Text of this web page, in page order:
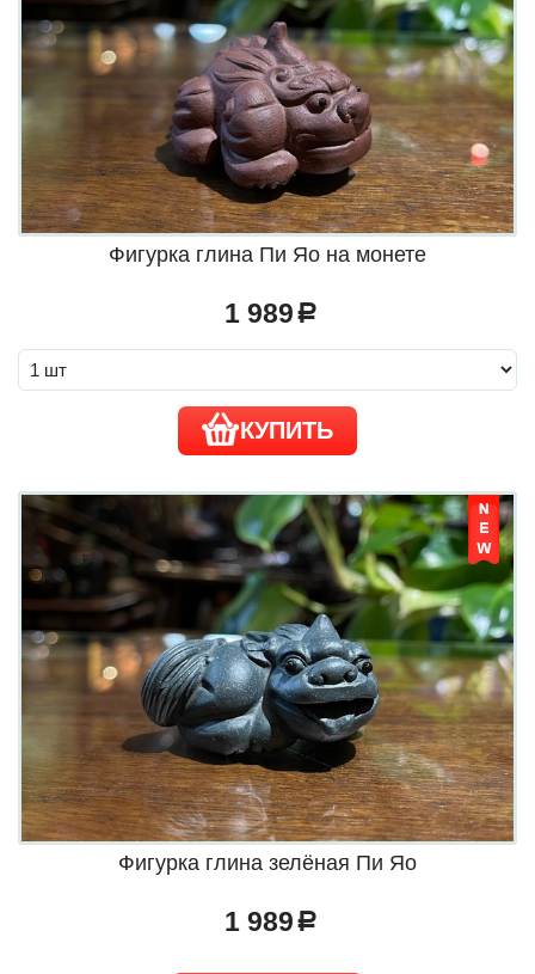
Фигурка глина Пи Яо на монете
1 989 a
КУПИТЬ
Фигурка глина зелёная Пи Яо
1 989 a